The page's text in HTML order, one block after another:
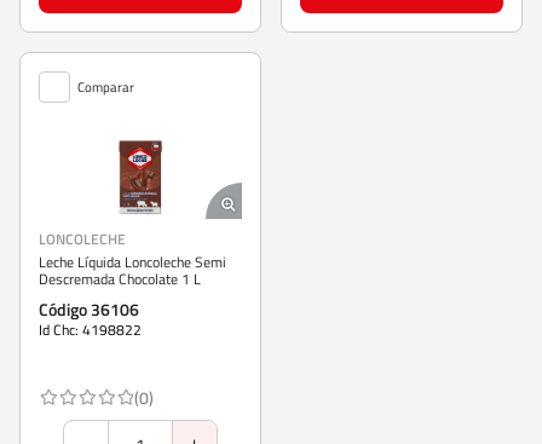
Comparar
LONCOLECHE
Leche Líquida Loncoleche Semi
Descremada Chocolate 1 L
Código 36106
Id Chc: 4198822
(0)